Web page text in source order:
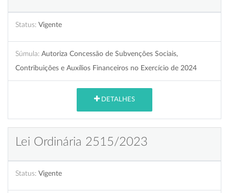
Status: Vigente
Súmula: Autoriza Concessão de Subvenções Sociais,
Contribuições e Auxílios Financeiros no Exercício de 2024
DETALHES
Lei Ordinária 2515/2023
Status: Vigente